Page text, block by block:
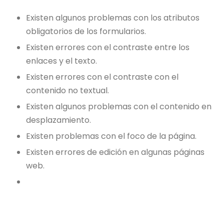
Existen algunos problemas con los atributos
obligatorios de los formularios.
Existen errores con el contraste entre los
enlaces y el texto.
Existen errores con el contraste con el
contenido no textual.
Existen algunos problemas con el contenido en
desplazamiento.
Existen problemas con el foco de la página.
Existen errores de edición en algunas páginas
web.